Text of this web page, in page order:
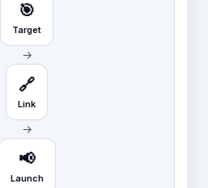
🎯
Target
→
🔗
Link
→
📢
Launch